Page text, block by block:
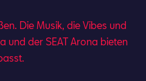
Die Musik, die Vibes und
und der SEAT Aro­na bie­ten